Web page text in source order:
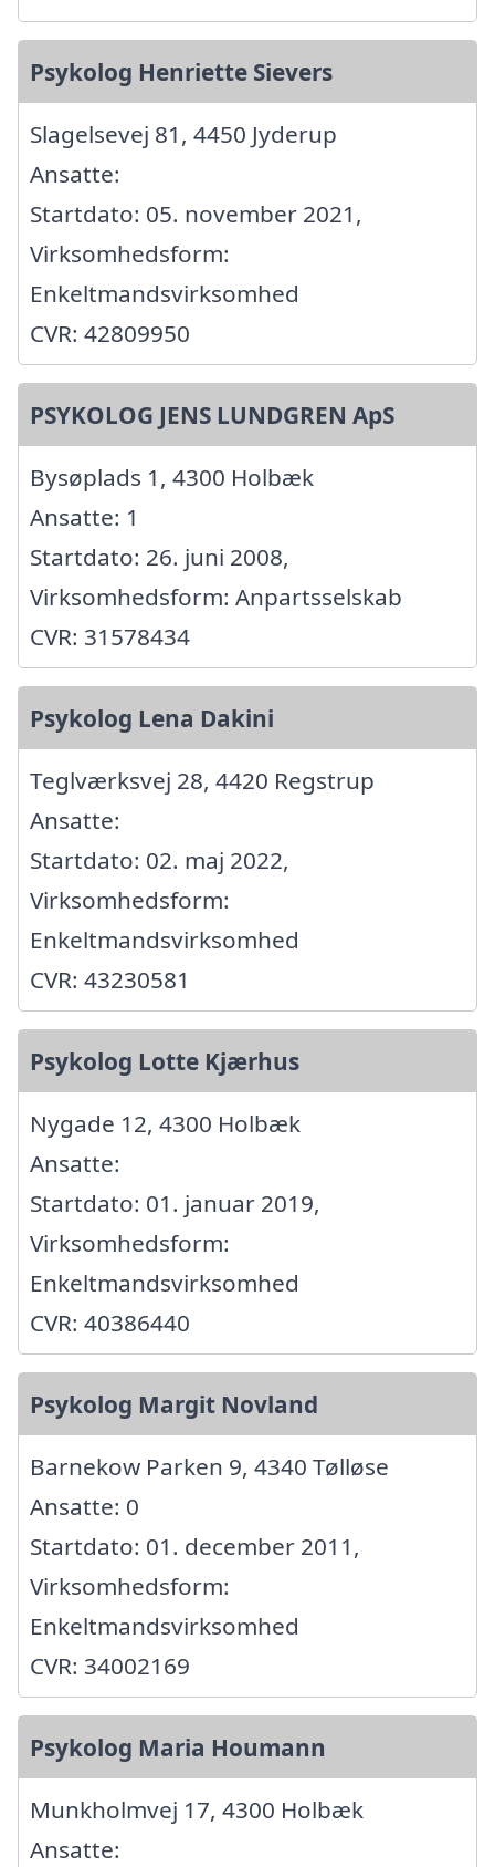
Psykolog Henriette Sievers
Slagelsevej 81, 4450 Jyderup
Ansatte:
Startdato: 05. november 2021,
Virksomhedsform:
Enkeltmandsvirksomhed
CVR: 42809950
PSYKOLOG JENS LUNDGREN ApS
Bysøplads 1, 4300 Holbæk
Ansatte: 1
Startdato: 26. juni 2008,
Virksomhedsform: Anpartsselskab
CVR: 31578434
Psykolog Lena Dakini
Teglværksvej 28, 4420 Regstrup
Ansatte:
Startdato: 02. maj 2022,
Virksomhedsform:
Enkeltmandsvirksomhed
CVR: 43230581
Psykolog Lotte Kjærhus
Nygade 12, 4300 Holbæk
Ansatte:
Startdato: 01. januar 2019,
Virksomhedsform:
Enkeltmandsvirksomhed
CVR: 40386440
Psykolog Margit Novland
Barnekow Parken 9, 4340 Tølløse
Ansatte: 0
Startdato: 01. december 2011,
Virksomhedsform:
Enkeltmandsvirksomhed
CVR: 34002169
Psykolog Maria Houmann
Munkholmvej 17, 4300 Holbæk
Ansatte: